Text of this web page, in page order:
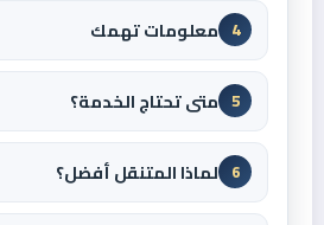
4 معلومات تهمك
5 متى تحتاج الخدمة؟
6 لماذا المتنقل أفضل؟